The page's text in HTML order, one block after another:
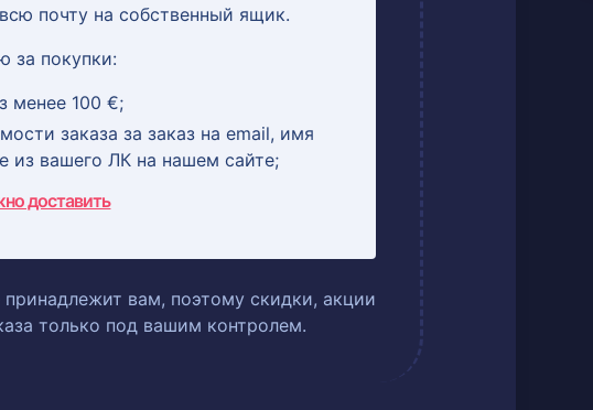
почту на собственный ящик.
за покупки:
менее 100 €;
заказа за заказ на email, имя
из вашего ЛК на нашем сайте;
доставить
принадлежит вам, поэтому скидки, акции
только под вашим контролем.